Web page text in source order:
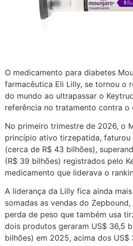
O medicamento para diabetes
farmacêutica Eli Lilly, se tornou o
do mundo ao ultrapassar o
referência no tratamento contra o
No primeiro trimestre de 2026, o
princípio ativo tirzepatida, faturou
(cerca de R$ 43 bilhões),
(R$ 39 bilhões) registrados pelo
medicamento que liderava o
A liderança da Lilly fica ainda
somadas as vendas do
perda de peso que também usa
dois produtos geraram US$ 36,5
bilhões) em 2025, acima dos US$